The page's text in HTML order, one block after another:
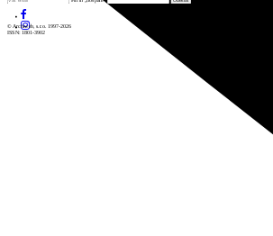
© Archiweb, s.r.o. 1997-2026
ISSN: 1801-3902